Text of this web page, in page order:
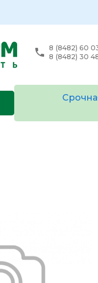
8 (8482) 60
8 (8482) 30